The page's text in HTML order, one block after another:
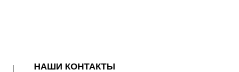
НАШИ КОНТАКТЫ